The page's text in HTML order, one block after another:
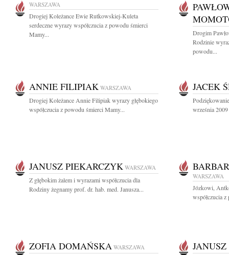
WARSZAWA
Drogiej Koleżance Ewie Rutkowskiej-Kuleta
serdeczne wyrazy współczucia z powodu śmierci
Mamy...
Drogim
Rodzinie
powodu...
ANNIE FILIPIAK WARSZAWA
Drogiej Koleżance Annie Filipiak wyrazy głębokiego
współczucia z powodu śmierci Mamy...
JACEK
września
JANUSZ PIEKARCZYK WARSZAWA
Z głębokim żalem i wyrazami współczucia dla
Rodziny żegnamy prof. dr. hab. med. Janusza...
WARSZAWA
Józkowi,
współczucia
ZOFIA DOMAŃSKA WARSZAWA